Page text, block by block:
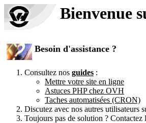
Bienvenue
Besoin d'assistance ?
Consultez nos guides :
Mettre votre site en ligne
Astuces PHP chez OVH
Taches automatisées (CRON)
Discutez avec nos autres utilisateurs
Toujours pas de solution ? Contactez